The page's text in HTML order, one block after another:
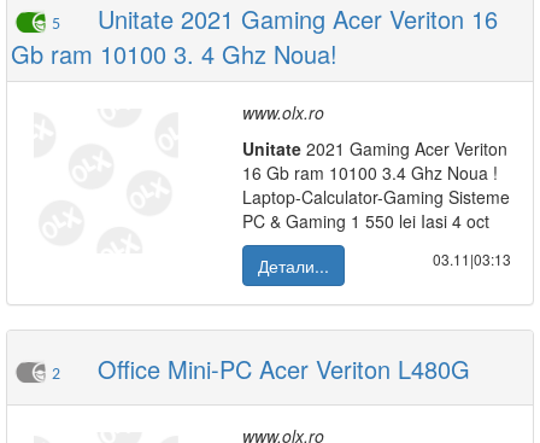
5
Unitate 2021 Gaming Acer Veriton 16
Gb ram 10100 3. 4 Ghz Noua!
www.olx.ro
Unitate 2021 Gaming Acer Veriton
16 Gb ram 10100 3.4 Ghz Noua !
Laptop-Calculator-Gaming Sisteme
PC & Gaming 1 550 lei Iasi 4 oct
Детали...
03.11|03:13
2 Office Mini-PC Acer Veriton L480G
www.olx.ro